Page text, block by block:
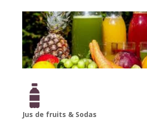
Jus de fruits & Sodas